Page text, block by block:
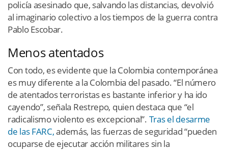
policía asesinado que, salvando las distancias, devolvió
al imaginario colectivo a los tiempos de la guerra contra
Pablo Escobar.
Menos atentados
Con todo, es evidente que la Colombia contemporánea
es muy diferente a la Colombia del pasado. “El número
de atentados terroristas es bastante inferior y ha ido
cayendo”, señala Restrepo, quien destaca que “el
radicalismo violento es excepcional”. Tras el desarme
de las FARC,además, las fuerzas de seguridad “pueden
ocuparse de ejecutar acción militares sin la